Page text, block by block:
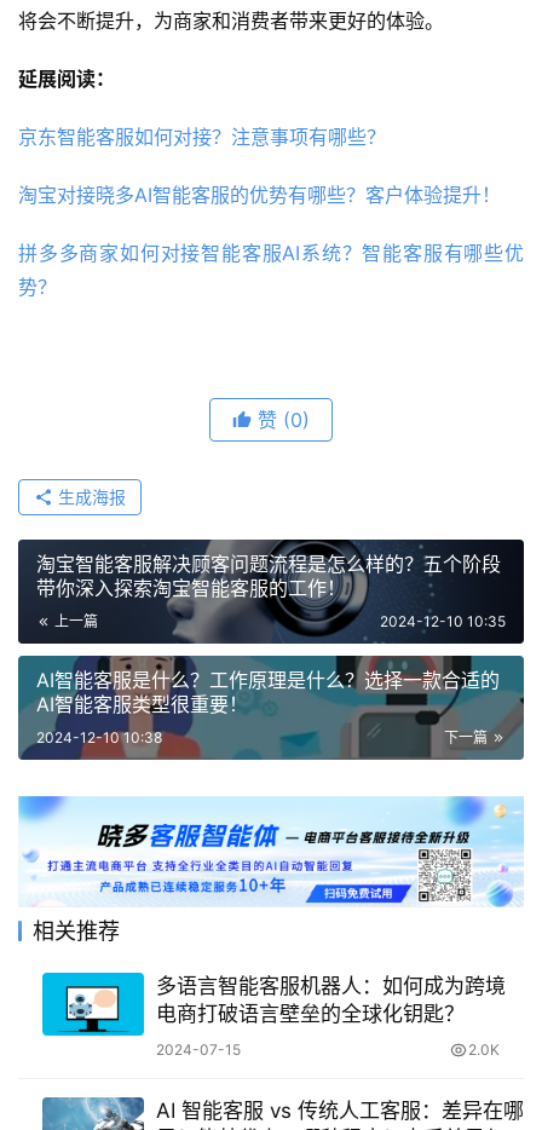
将会不断提升，为商家和消费者带来更好的体验。
延展阅读：
京东智能客服如何对接？注意事项有哪些？
淘宝对接晓多AI智能客服的优势有哪些？客户体验提升！
拼多多商家如何对接智能客服AI系统？智能客服有哪些优
势？
赞 (0)
生成海报
淘宝智能客服解决顾客问题流程是怎么样的？五个阶段
带你深入探索淘宝智能客服的工作！
上一篇 2024-12-10 10:35
AI智能客服是什么？工作原理是什么？选择一款合适的
AI智能客服类型很重要！
下一篇
2024-12-10 10:38
相关推荐
多语言智能客服机器人：如何成为跨境
电商打破语言壁垒的全球化钥匙？
2024-07-15 2.0K
AI 智能客服 vs 传统人工客服：差异在哪